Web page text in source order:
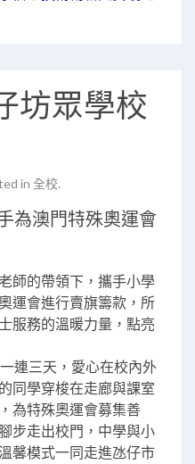
坊眾學校
in 全校.
為澳門特殊奧運會
師的帶領下，攜手小學
運會進行賣旗籌款，所
服務的溫暖力量，點亮
三天，愛心在校內外
同學穿梭在走廊與課室
為特殊奧運會募集善
步走出校門，中學與小
馨模式一同走進氹仔市